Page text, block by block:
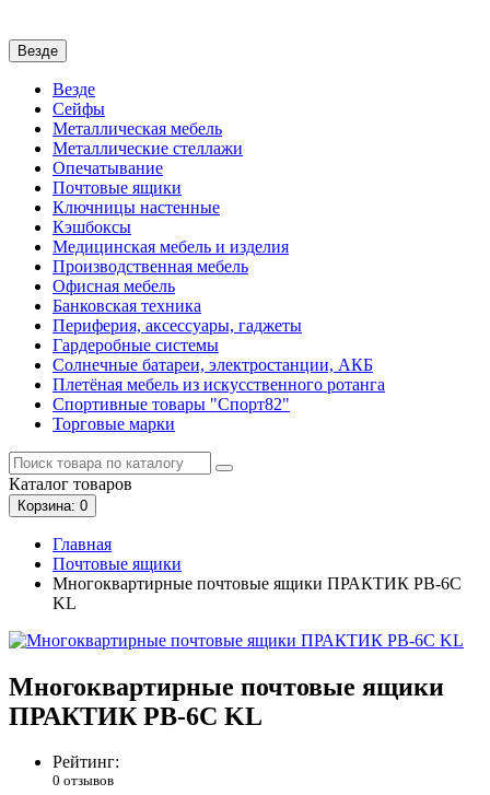
Везде
Везде
Сейфы
Металлическая мебель
Металлические стеллажи
Опечатывание
Почтовые ящики
Ключницы настенные
Кэшбоксы
Медицинская мебель и изделия
Производственная мебель
Офисная мебель
Банковская техника
Периферия, аксессуары, гаджеты
Гардеробные системы
Солнечные батареи, электростанции, АКБ
Плетёная мебель из искусственного ротанга
Спортивные товары "Спорт82"
Торговые марки
Каталог товаров
Корзина: 0
Главная
Почтовые ящики
Многоквартирные почтовые ящики ПРАКТИК PB-6C
KL
Многоквартирные почтовые ящики
ПРАКТИК PB-6C KL
Рейтинг:
0 отзывов